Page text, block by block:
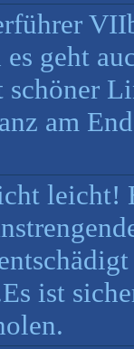
geht
schöner
am
leicht!
ist